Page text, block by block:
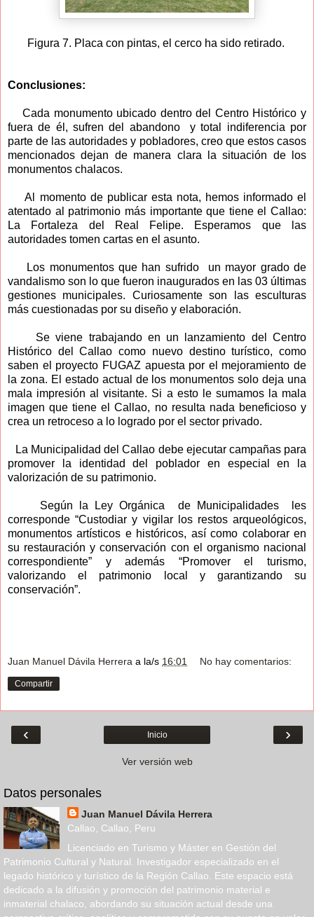
Figura 7. Placa con pintas, el cerco ha sido retirado.
Conclusiones:
Cada monumento ubicado dentro del Centro Histórico y
fuera de él, sufren del abandono y total indiferencia por
parte de las autoridades y pobladores, creo que estos casos
mencionados dejan de manera clara la situación de los
monumentos chalacos.
Al momento de publicar esta nota, hemos informado el
atentado al patrimonio más importante que tiene el Callao:
La Fortaleza del Real Felipe. Esperamos que las
autoridades tomen cartas en el asunto.
Los monumentos que han sufrido un mayor grado de
vandalismo son lo que fueron inaugurados en las 03 últimas
gestiones municipales. Curiosamente son las esculturas
más cuestionadas por su diseño y elaboración.
Se viene trabajando en un lanzamiento del Centro
Histórico del Callao como nuevo destino turístico, como
saben el proyecto FUGAZ apuesta por el mejoramiento de
la zona. El estado actual de los monumentos solo deja una
mala impresión al visitante. Si a esto le sumamos la mala
imagen que tiene el Callao, no resulta nada beneficioso y
crea un retroceso a lo logrado por el sector privado.
La Municipalidad del Callao debe ejecutar campañas para
promover la identidad del poblador en especial en la
valorización de su patrimonio.
Según la Ley Orgánica de Municipalidades les
corresponde “Custodiar y vigilar los restos arqueológicos,
monumentos artísticos e históricos, así como colaborar en
su restauración y conservación con el organismo nacional
correspondiente” y además “Promover el turismo,
valorizando el patrimonio local y garantizando su
conservación”.
Juan Manuel Dávila Herrera a la/s 16:01 No hay comentarios:
Compartir
‹ ›
Inicio
Ver versión web
Datos personales
Juan Manuel Dávila Herrera
Callao, Callao, Peru
Licenciado en Turismo y Máster en Gestión del
Patrimonio Cultural y Natural. Investigador especializado en el
legado histórico y turístico de la Región Callao. Este espacio está
dedicado a la difusión y promoción del patrimonio material e
inmaterial chalaco, abordando su situación actual desde una